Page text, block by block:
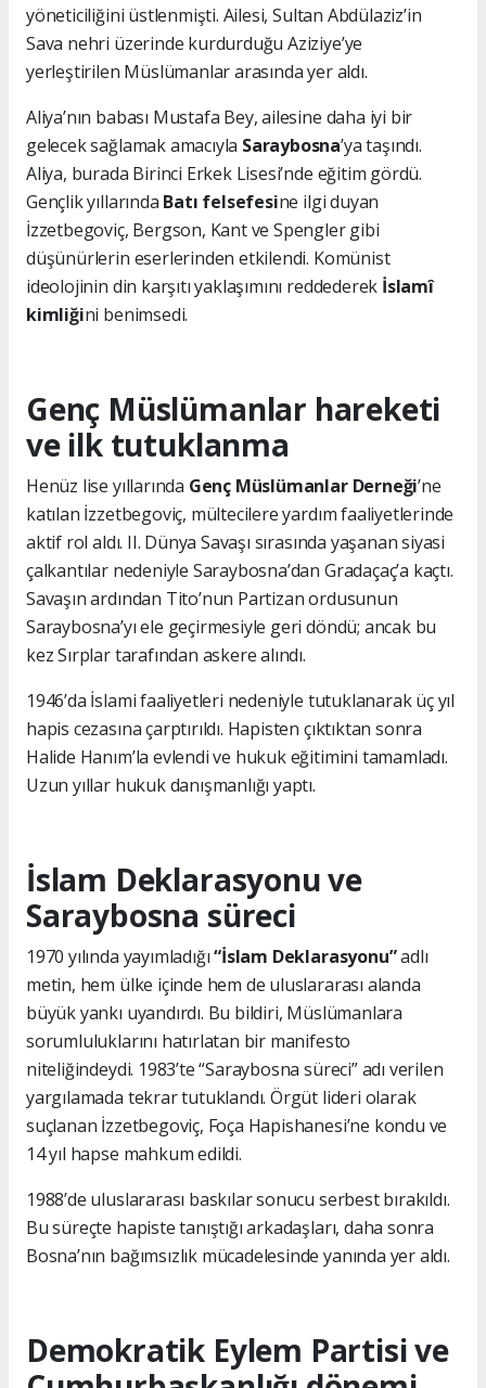
yöneticiliğini üstlenmişti. Ailesi, Sultan Abdülaziz’in
Sava nehri üzerinde kurdurduğu Aziziye’ye
yerleştirilen Müslümanlar arasında yer aldı.
Aliya’nın babası Mustafa Bey, ailesine daha iyi bir
gelecek sağlamak amacıyla Saraybosna’ya taşındı.
Aliya, burada Birinci Erkek Lisesi’nde eğitim gördü.
Gençlik yıllarında Batı felsefesine ilgi duyan
İzzetbegoviç, Bergson, Kant ve Spengler gibi
düşünürlerin eserlerinden etkilendi. Komünist
ideolojinin din karşıtı yaklaşımını reddederek İslamî
kimliğini benimsedi.
Genç Müslümanlar hareketi
ve ilk tutuklanma
Henüz lise yıllarında Genç Müslümanlar Derneği’ne
katılan İzzetbegoviç, mültecilere yardım faaliyetlerinde
aktif rol aldı. II. Dünya Savaşı sırasında yaşanan siyasi
çalkantılar nedeniyle Saraybosna’dan Gradaçaç’a kaçtı.
Savaşın ardından Tito’nun Partizan ordusunun
Saraybosna’yı ele geçirmesiyle geri döndü; ancak bu
kez Sırplar tarafından askere alındı.
1946’da İslami faaliyetleri nedeniyle tutuklanarak üç yıl
hapis cezasına çarptırıldı. Hapisten çıktıktan sonra
Halide Hanım’la evlendi ve hukuk eğitimini tamamladı.
Uzun yıllar hukuk danışmanlığı yaptı.
İslam Deklarasyonu ve
Saraybosna süreci
1970 yılında yayımladığı“İslam Deklarasyonu”adlı
metin, hem ülke içinde hem de uluslararası alanda
büyük yankı uyandırdı. Bu bildiri, Müslümanlara
sorumluluklarını hatırlatan bir manifesto
niteliğindeydi. 1983’te “Saraybosna süreci” adı verilen
yargılamada tekrar tutuklandı. Örgüt lideri olarak
suçlanan İzzetbegoviç, Foça Hapishanesi’ne kondu ve
14 yıl hapse mahkum edildi.
1988’de uluslararası baskılar sonucu serbest bırakıldı.
Bu süreçte hapiste tanıştığı arkadaşları, daha sonra
Bosna’nın bağımsızlık mücadelesinde yanında yer aldı.
Demokratik Eylem Partisi ve